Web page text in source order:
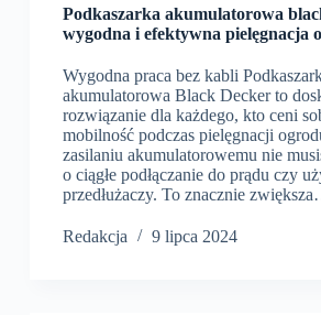
Podkaszarka akumulatorowa
wygodna i efektywna pielęgnacja
Wygodna praca bez kabli
akumulatorowa Black Decker to
rozwiązanie dla każdego, kto ceni
mobilność podczas pielęgnacji
zasilaniu akumulatorowemu nie
o ciągłe podłączanie do prądu czy
przedłużaczy. To znacznie
Redakcja 9 lipca 2024